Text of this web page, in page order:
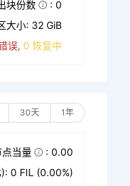
块份数
: 0
大小: 32 GiB
误, 0 恢复中
30天 1年
当量
: 0.00
0 FIL (0.00%)